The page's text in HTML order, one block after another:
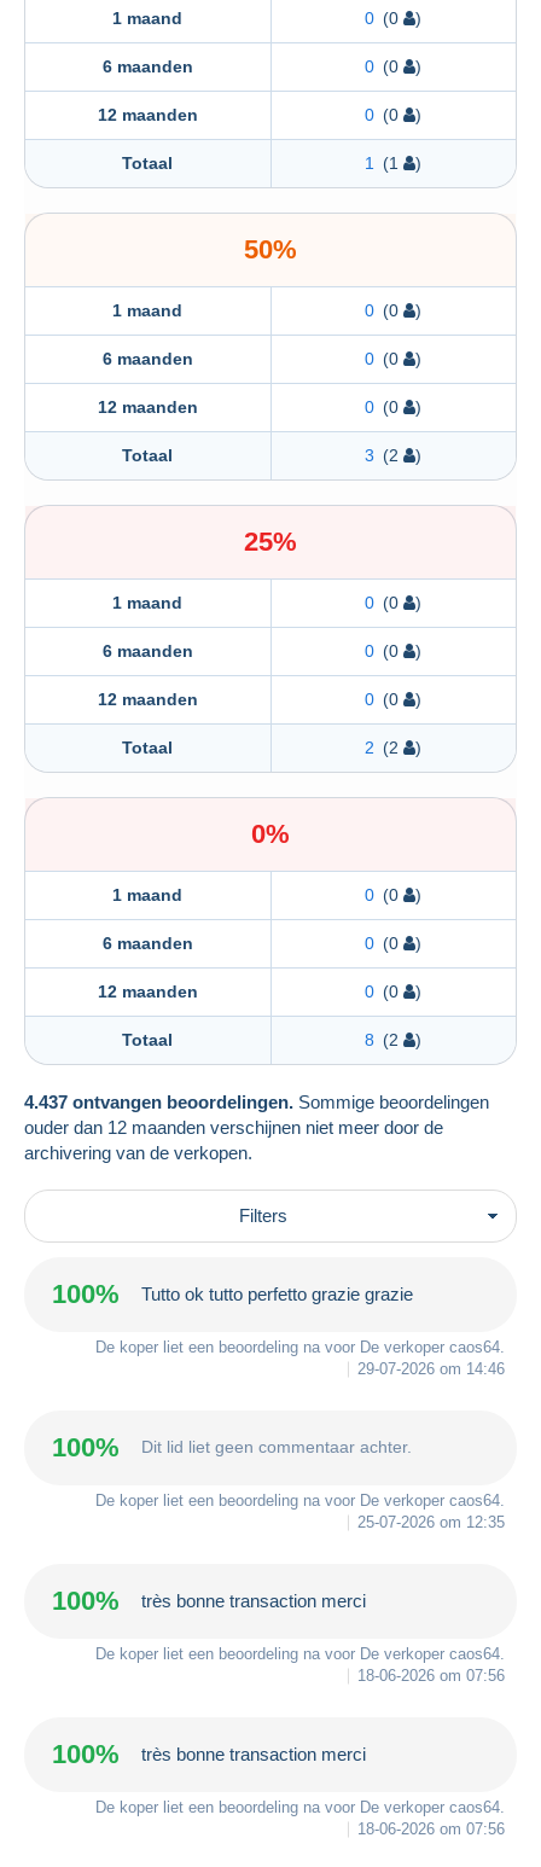
1 maand 0 (0 )
6 maanden 0 (0 )
12 maanden 0 (0 )
Totaal 1 (1 )
50%
1 maand 0 (0 )
6 maanden 0 (0 )
12 maanden 0 (0 )
Totaal 3 (2 )
25%
1 maand 0 (0 )
6 maanden 0 (0 )
12 maanden 0 (0 )
Totaal 2 (2 )
0%
1 maand 0 (0 )
6 maanden 0 (0 )
12 maanden 0 (0 )
Totaal 8 (2 )
4.437 ontvangen beoordelingen. Sommige beoordelingen
ouder dan 12 maanden verschijnen niet meer door de
archivering van de verkopen.
Filters
100% Tutto ok tutto perfetto grazie grazie
De koper liet een beoordeling na voor De verkoper caos64
29-07-2026 om 14:46
100% Dit lid liet geen commentaar achter.
De koper liet een beoordeling na voor De verkoper caos64
25-07-2026 om 12:35
100% très bonne transaction merci
De koper liet een beoordeling na voor De verkoper caos64
18-06-2026 om 07:56
100% très bonne transaction merci
De koper liet een beoordeling na voor De verkoper caos64
18-06-2026 om 07:56